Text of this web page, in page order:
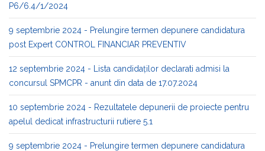
P6/6.4/1/2024
9 septembrie 2024 - Prelungire termen depunere candidatura
post Expert CONTROL FINANCIAR PREVENTIV
12 septembrie 2024 - Lista candidaților declarati admisi la
concursul SPMCPR - anunt din data de 17.07.2024
10 septembrie 2024 - Rezultatele depunerii de proiecte pentru
apelul dedicat infrastructurii rutiere 5.1
9 septembrie 2024 - Prelungire termen depunere candidatura